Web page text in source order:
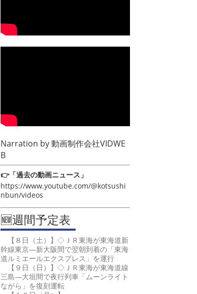
Narration by動画制作会社VIDWE
B
👉「過去の動画ニュース」
https://www.youtube.com/@kotsushi
nbun/videos
🆕週間予定表
【８日（土）】◇ＪＲ東海が東海道新
幹線東京―新大阪間で翌朝到着の「東海
道ルミエールエクスプレス」を運行
【９日（日）】◇ＪＲ東海が東海道線
三島―大垣間で夜行列車「ムーンライト
ながら」を復刻運転